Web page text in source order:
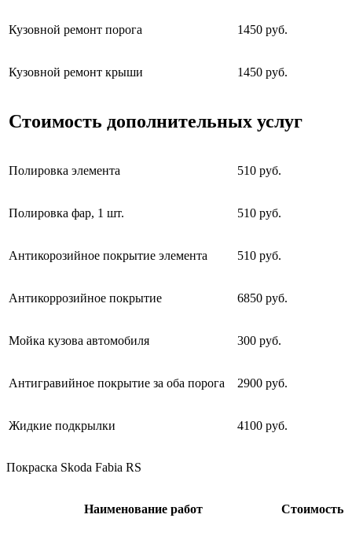
Кузовной ремонт порога 1450 руб.
Кузовной ремонт крыши 1450 руб.
Стоимость дополнительных услуг
Полировка элемента 510 руб.
Полировка фар, 1 шт. 510 руб.
Антикорозийное покрытие элемента 510 руб.
Антикоррозийное покрытие 6850 руб.
Мойка кузова автомобиля 300 руб.
Антигравийное покрытие за оба порога 2900 руб.
Жидкие подкрылки 4100 руб.
Покраска Skoda Fabia RS
Наименование работ Стоимость